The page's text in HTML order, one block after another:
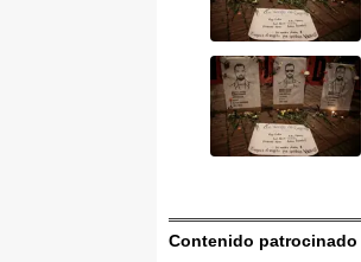
Contenido patrocinado